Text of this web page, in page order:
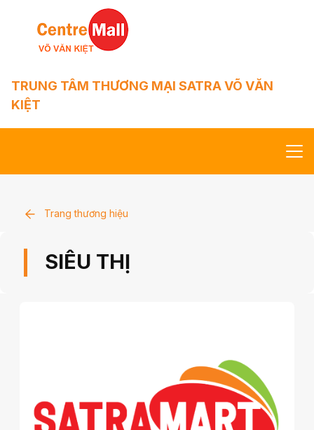
TRUNG TÂM THƯƠNG MẠI SATRA VÕ VĂN
KIỆT
Tiện ích
Liên hệ
Trang thương hiệu
SIÊU THỊ